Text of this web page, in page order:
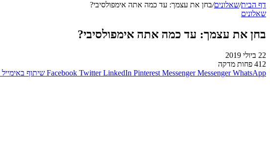
דף הבית/שאלונים/בחן את עצמך: עד כמה אתה אימפולסיבי?
שאלונים
בחן את עצמך: עד כמה אתה אימפולסיבי?
22 ביולי 2019
412 פחות מדקה
Facebook Twitter LinkedIn Pinterest Messenger Messenger WhatsApp שיתוף באימייל